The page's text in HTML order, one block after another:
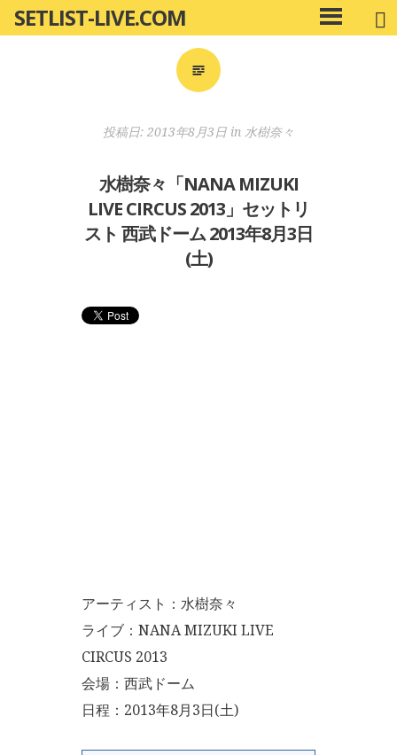
ン
SETLIST-LIVE.COM
メ
イ
投稿日: 2013年8月3日 in 水樹奈々
水樹奈々「NANA MIZUKI
LIVE CIRCUS 2013」セットリ
スト 西武ドーム 2013年8月3日
(土)
アーティスト：水樹奈々
ライブ：NANA MIZUKI LIVE
CIRCUS 2013
会場：西武ドーム
日程：2013年8月3日(土)